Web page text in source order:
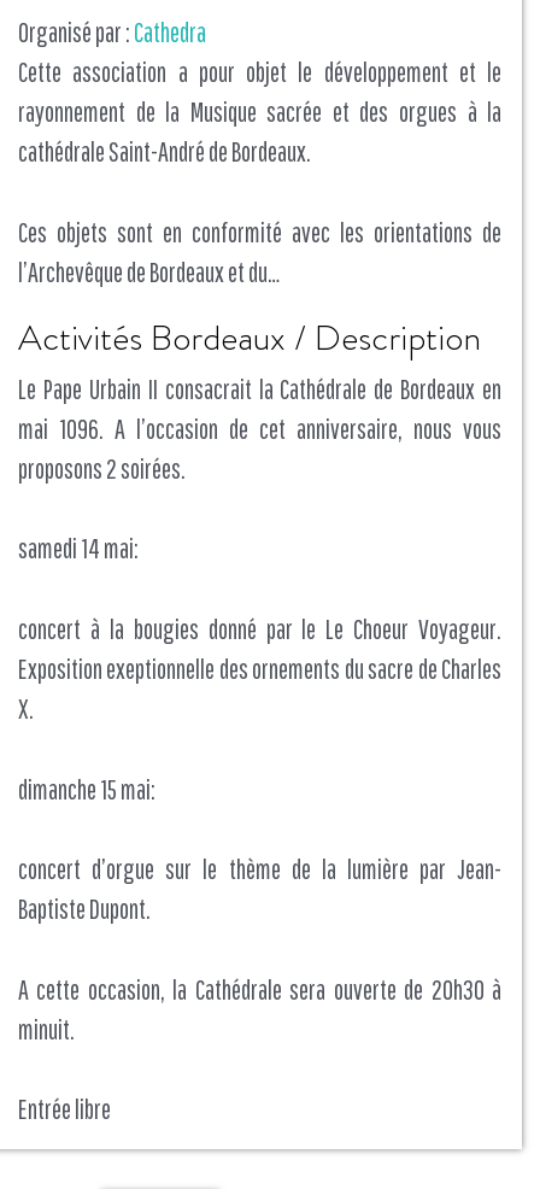
Organisé par : Cathedra
Cette association a pour objet le développement et le
rayonnement de la Musique sacrée et des orgues à la
cathédrale Saint-André de Bordeaux.
Ces objets sont en conformité avec les orientations de
l’Archevêque de Bordeaux et du…
Activités Bordeaux / Description
Le Pape Urbain II consacrait la Cathédrale de Bordeaux en
mai 1096. A l’occasion de cet anniversaire, nous vous
proposons 2 soirées.
samedi 14 mai:
concert à la bougies donné par le Le Choeur Voyageur.
Exposition exeptionnelle des ornements du sacre de Charles
X.
dimanche 15 mai:
concert d’orgue sur le thème de la lumière par Jean-
Baptiste Dupont.
A cette occasion, la Cathédrale sera ouverte de 20h30 à
minuit.
Entrée libre